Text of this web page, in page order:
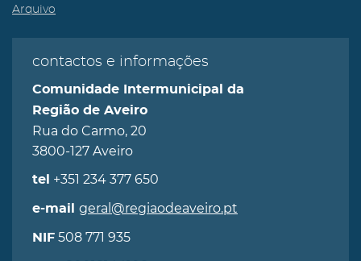
Arquivo
contactos e informações
Comunidade Intermunicipal da
Região de Aveiro
Rua do Carmo, 20
3800-127 Aveiro
tel +351 234 377 650
e-mail geral@regiaodeaveiro.pt
NIF 508 771 935